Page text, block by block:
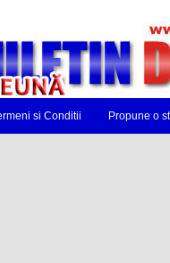
si Conditii Propune o